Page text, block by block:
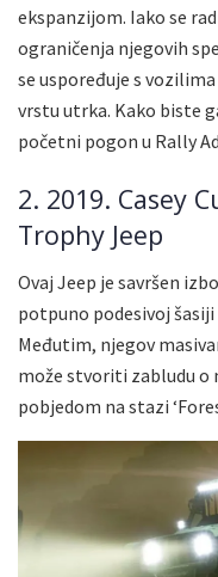
ekspanzijom. Iako se
ograničenja njegovih
se uspoređuje s
vrstu utrka. Kako biste
početni pogon u Rally
2. 2019. Casey
Trophy Jeep
Ovaj Jeep je savršen
potpuno podesivoj
Međutim, njegov
može stvoriti zabludu o
pobjedom na stazi